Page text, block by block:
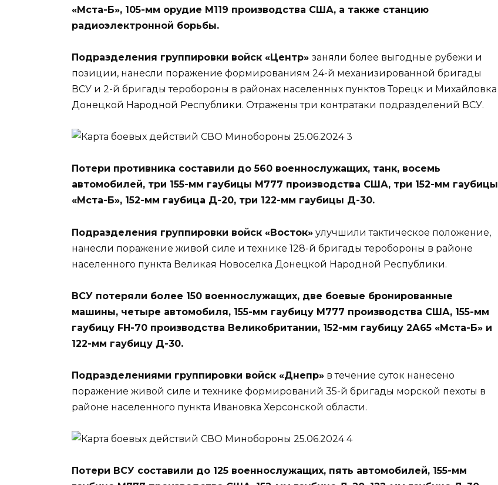
«Мста-Б», 105-мм орудие М119 производства США, а также станцию
радиоэлектронной борьбы.
Подразделения группировки войск «Центр» заняли более выгодные рубежи и
позиции, нанесли поражение формированиям 24-й механизированной бригады
ВСУ и 2-й бригады теробороны в районах населенных пунктов Торецк и Михайловка
Донецкой Народной Республики. Отражены три контратаки подразделений ВСУ.
Потери противника составили до 560 военнослужащих, танк, восемь
автомобилей, три 155-мм гаубицы М777 производства США, три 152-мм гаубицы
«Мста-Б», 152-мм гаубица Д-20, три 122-мм гаубицы Д-30.
Подразделения группировки войск «Восток» улучшили тактическое положение,
нанесли поражение живой силе и технике 128-й бригады теробороны в районе
населенного пункта Великая Новоселка Донецкой Народной Республики.
ВСУ потеряли более 150 военнослужащих, две боевые бронированные
машины, четыре автомобиля, 155-мм гаубицу М777 производства США, 155-мм
гаубицу FH-70 производства Великобритании, 152-мм гаубицу 2А65 «Мста-Б» и
122-мм гаубицу Д-30.
Подразделениями группировки войск «Днепр» в течение суток нанесено
поражение живой силе и технике формирований 35-й бригады морской пехоты в
районе населенного пункта Ивановка Херсонской области.
Потери ВСУ составили до 125 военнослужащих, пять автомобилей, 155-мм